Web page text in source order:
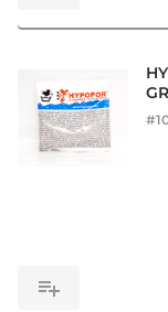
#